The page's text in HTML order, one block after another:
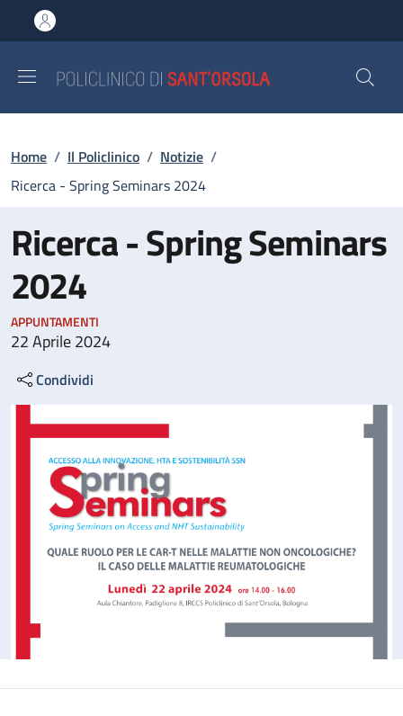
al contenuto principale
to footer content
Briciole di pane
Home / Il Policlinico / Notizie /
Ricerca - Spring Seminars 2024
Ricerca - Spring Seminars
2024
APPUNTAMENTI
22 Aprile 2024
Condividi